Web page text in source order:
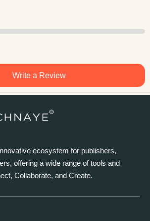
Write a Review
ecosystem for publishers,
offering a wide range of tools and
Collaborate, and Create.